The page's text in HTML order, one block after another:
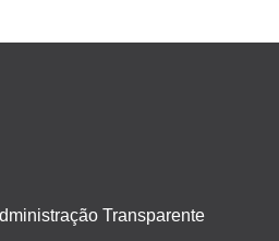
Transparente